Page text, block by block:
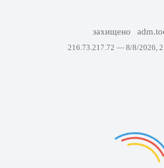
захищено
216.73.217.72 — 8/8/2026,